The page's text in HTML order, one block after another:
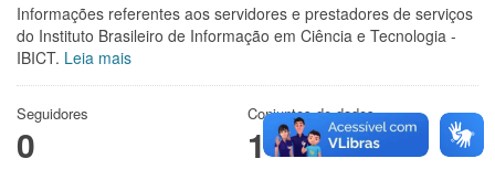
Informações referentes aos servidores e prestadores de serviços
do Instituto Brasileiro de Informação em Ciência e Tecnologia -
IBICT. Leia mais
Seguidores
0
Conjuntos de dados
1